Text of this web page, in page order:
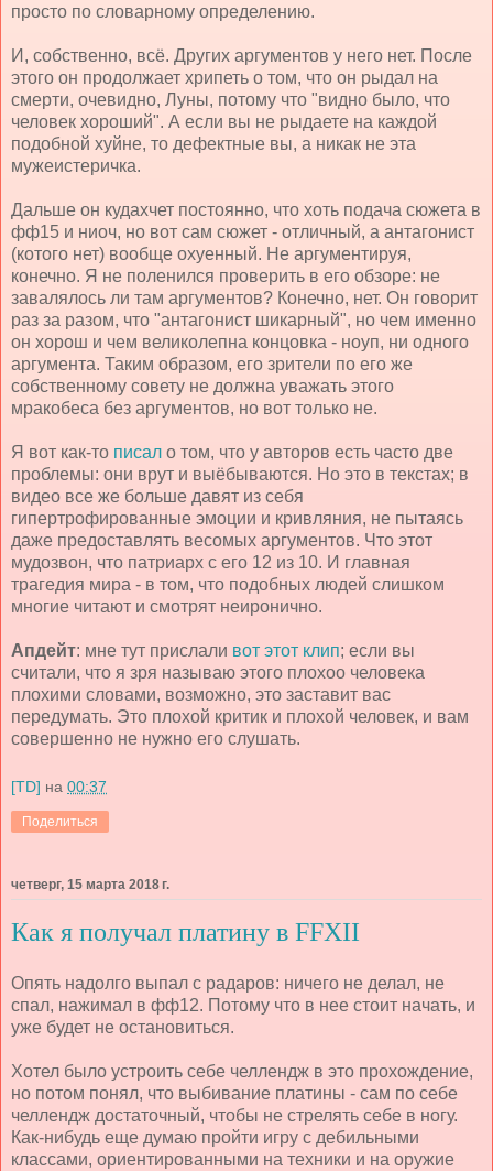
просто по словарному определению.
И, собственно, всё. Других аргументов у него нет. После
этого он продолжает хрипеть о том, что он рыдал на
смерти, очевидно, Луны, потому что "видно было, что
человек хороший". А если вы не рыдаете на каждой
подобной хуйне, то дефектные вы, а никак не эта
мужеистеричка.
Дальше он кудахчет постоянно, что хоть подача сюжета в
фф15 и ниоч, но вот сам сюжет - отличный, а антагонист
(котого нет) вообще охуенный. Не аргументируя,
конечно. Я не поленился проверить в его обзоре: не
завалялось ли там аргументов? Конечно, нет. Он говорит
раз за разом, что "антагонист шикарный", но чем именно
он хорош и чем великолепна концовка - ноуп, ни одного
аргумента. Таким образом, его зрители по его же
собственному совету не должна уважать этого
мракобеса без аргументов, но вот только не.
Я вот как-то писал о том, что у авторов есть часто две
проблемы: они врут и выёбываются. Но это в текстах; в
видео все же больше давят из себя
гипертрофированные эмоции и кривляния, не пытаясь
даже предоставлять весомых аргументов. Что этот
мудозвон, что патриарх с его 12 из 10. И главная
трагедия мира - в том, что подобных людей слишком
многие читают и смотрят неиронично.
Апдейт: мне тут прислали вот этот клип; если вы
считали, что я зря называю этого плохоо человека
плохими словами, возможно, это заставит вас
передумать. Это плохой критик и плохой человек, и вам
совершенно не нужно его слушать.
[TD] на 00:37
Поделиться
четверг, 15 марта 2018 г.
Как я получал платину в FFXII
Опять надолго выпал с радаров: ничего не делал, не
спал, нажимал в фф12. Потому что в нее стоит начать, и
уже будет не остановиться.
Хотел было устроить себе челлендж в это прохождение,
но потом понял, что выбивание платины - сам по себе
челлендж достаточный, чтобы не стрелять себе в ногу.
Как-нибудь еще думаю пройти игру с дебильными
классами, ориентированными на техники и на оружие